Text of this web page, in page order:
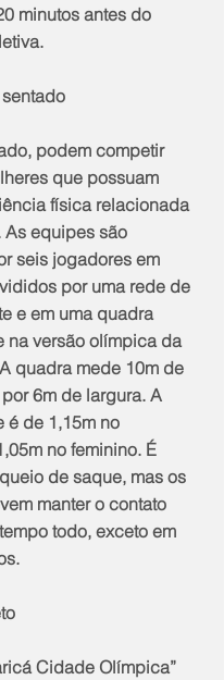
minutos antes do
podem competir
que possuam
física relacionada
equipes são
seis jogadores em
por uma rede de
e em uma quadra
na versão olímpica da
quadra mede 10m de
6m de largura. A
é de 1,15m no
no feminino. É
de saque, mas os
manter o contato
todo, exceto em
Cidade Olímpica”